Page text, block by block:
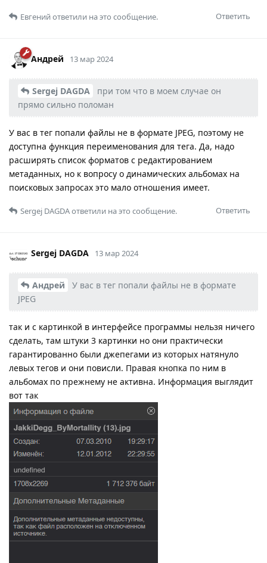
Ответить
Евгенийответили на это сообщение.
Андрей 13 мар 2024
Sergej DAGDA
при том что в моем случае он
прямо сильно поломан
У вас в тег попали файлы не в формате JPEG, поэтому не
доступна функция переименования для тега. Да, надо
расширять список форматов с редактированием
метаданных, но к вопросу о динамических альбомах на
поисковых запросах это мало отношения имеет.
Ответить
Sergej DAGDAответили на это сообщение.
Sergej DAGDA 13 мар 2024
Андрей
У вас в тег попали файлы не в формате
JPEG
так и с картинкой в интерфейсе программы нельзя ничего
сделать, там штуки 3 картинки но они практически
гарантированно были джепегами из которых натянуло
левых тегов и они повисли. Правая кнопка по ним в
альбомах по прежнему не активна. Информация выглядит
вот так